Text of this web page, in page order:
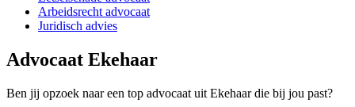
Arbeidsrecht advocaat
Juridisch advies
Advocaat Ekehaar
Ben jij opzoek naar een top advocaat uit Ekehaar die bij jou past?